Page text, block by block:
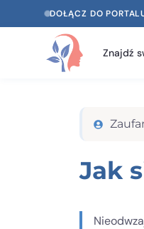
DOŁĄCZ DO
Znajdź
Jak